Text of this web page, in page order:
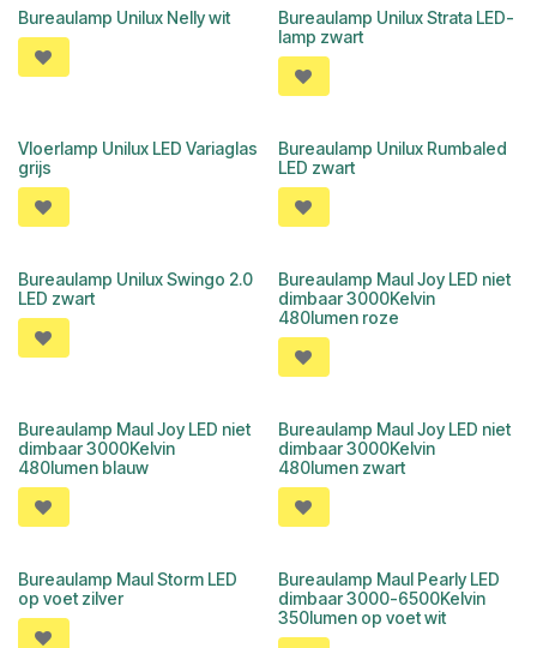
Bureaulamp Unilux Nelly wit
Bureaulamp Unilux Strata LED-
lamp zwart
Vloerlamp Unilux LED Variaglas
grijs
Bureaulamp Unilux Rumbaled
LED zwart
Bureaulamp Unilux Swingo 2.0
LED zwart
Bureaulamp Maul Joy LED niet
dimbaar 3000Kelvin
480lumen roze
Bureaulamp Maul Joy LED niet
dimbaar 3000Kelvin
480lumen blauw
Bureaulamp Maul Joy LED niet
dimbaar 3000Kelvin
480lumen zwart
Bureaulamp Maul Storm LED
op voet zilver
Bureaulamp Maul Pearly LED
dimbaar 3000-6500Kelvin
350lumen op voet wit